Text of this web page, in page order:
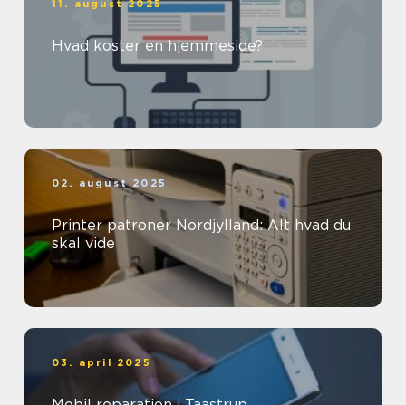
11. august 2025
Hvad koster en hjemmeside?
02. august 2025
Printer patroner Nordjylland: Alt hvad du
skal vide
03. april 2025